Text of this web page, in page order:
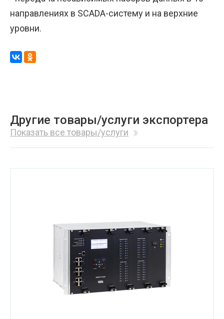
направлениях в SCADA-систему и на верхние
уровни.
Другие товары/услуги экспортера
Показать все товары/услуги